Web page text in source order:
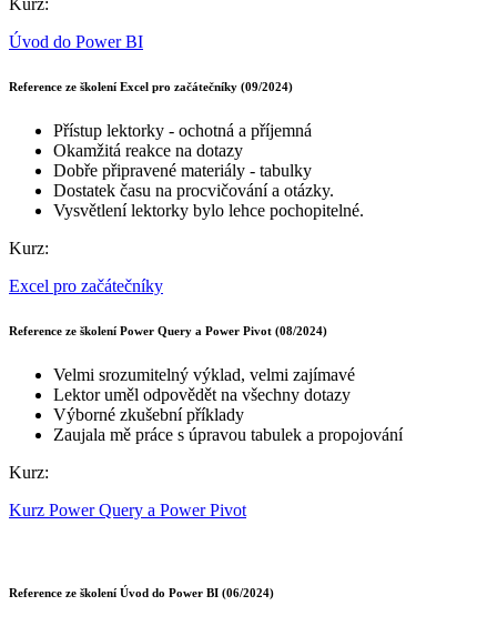
Kurz:
Úvod do Power BI
Reference ze školení Excel pro začátečníky (09/2024)
Přístup lektorky - ochotná a příjemná
Okamžitá reakce na dotazy
Dobře připravené materiály - tabulky
Dostatek času na procvičování a otázky.
Vysvětlení lektorky bylo lehce pochopitelné.
Kurz:
Excel pro začátečníky
Reference ze školení Power Query a Power Pivot (08/2024)
Velmi srozumitelný výklad, velmi zajímavé
Lektor uměl odpovědět na všechny dotazy
Výborné zkušební příklady
Zaujala mě práce s úpravou tabulek a propojování
Kurz:
Kurz Power Query a Power Pivot
Reference ze školení Úvod do Power BI (06/2024)